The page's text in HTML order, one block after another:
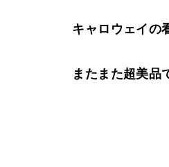
キャロウェイの
またまた超美品